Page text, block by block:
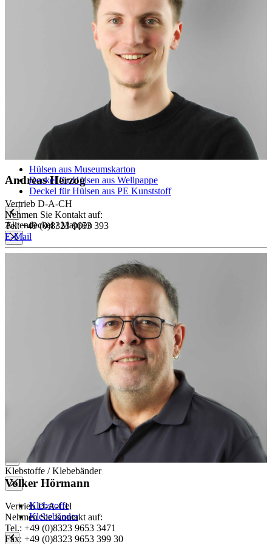
Wickelverpackungen
Archivboxen für gerollte Objekte
Schuber, Stehsammler
Faltschachtel für Rollfilme
Hülsen aus Museumskarton
Deckel für Hülsen aus Wellpappe
Deckel für Hülsen aus PE Kunststoff
Aktendeckel / Mappen
Mappen ohne Klappen
Mappen mit Klappen
Mappen mit Mechanik
Umschläge mit Nachfalz
Hüllen mit Lochrand
Klappumschläge
Urkundenhüllen
Siegelschutzhüllen
Klebstoffe / Klebebänder
Klebstoffe
Klebebänder
Andreas Herzog
Vertrieb D-A-CH
Nehmen Sie Kontakt auf:
Tel: +49 (0)8323 9653 393
E-Mail
Volker Hörmann
Vertrieb D-A-CH
Nehmen Sie Kontakt auf:
Tel.: +49 (0)8323 9653 3471
Fax: +49 (0)8323 9653 399 30